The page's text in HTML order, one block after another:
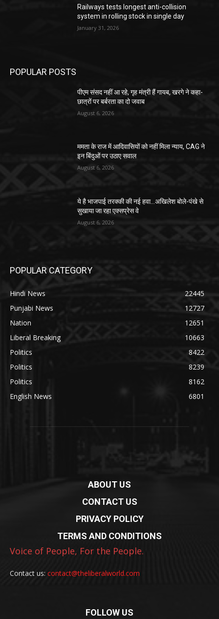
Railways tests longest anti-collision
system in rolling stock in single day
January 31, 2026
POPULAR POSTS
पीएम संसद नहीं आ रहे, गृह मंत्री हैं गायब, खरगे ने कहा-
छात्रों पर बर्बरता का दो जवाब
August 6, 2026
ममता के राज में आदिवासियों को नहीं मिला न्याय, CAG ने
इन बिंदुओं पर उठाए सवाल
August 6, 2026
ये है भाजपाई तरक्की की नई हवा…अखिलेश बोले-पंखे से
सुखाया जा रहा एक्सप्रेस वे
August 6, 2026
POPULAR CATEGORY
Hindi News
22445
Punjabi News
12727
Nation
12651
Liberal Breaking
10663
Politics
8422
Politics
8239
Politics
8162
English News
6801
ABOUT US
CONTACT US
PRIVACY POLICY
TERMS AND CONDITIONS
Voice of People, For the People.
Contact us: contact@theliberalworld.com
FOLLOW US